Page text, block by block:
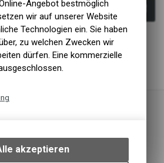
In den Warenkorb
Angebot bestmöglich
wir auf unserer Website
Technologien ein. Sie haben
zu welchen Zwecken wir
dürfen. Eine kommerzielle
Interaktionen und
Einstellungen auf Ihrem Gerät,
akzeptieren